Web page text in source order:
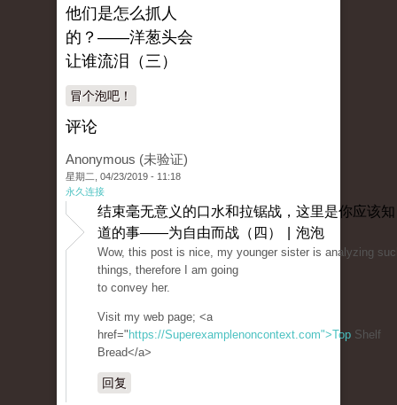
他们是怎么抓人
的？——洋葱头会
让谁流泪（三）
冒个泡吧！
评论
Anonymous (未验证)
星期二, 04/23/2019 - 11:18
永久连接
结束毫无意义的口水和拉锯战，这里是你应该知
道的事——为自由而战（四） | 泡泡
Wow, this post is nice, my younger sister is analyzing
things, therefore I am going
to convey her.
Visit my web page; <a
href=" https://Superexamplenoncontext.com">Top Shelf
Bread</a>
回复